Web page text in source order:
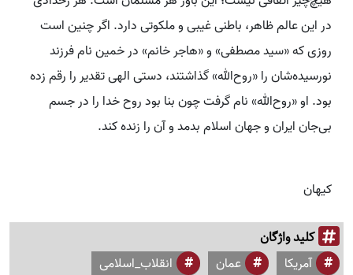
در این عالم ظاهر، باطنی غیبی و ملکوتی دارد. اگر چنین است
روزی که «سید مصطفی» و «هاجر خانم» در خمین نام فرزند
نورسیده‌شان را «روح‌الله» گذاشتند، دستی الهی تقدیر را رقم زده
بود. او «روح‌الله» نام گرفت چون بنا بود روح خدا را در جسم
بی‌جان ایران و جهان اسلام بدمد و آن را زنده کند.
کیهان
کلید واژگان
آمریکا عمان
انقلاب_اسلامی